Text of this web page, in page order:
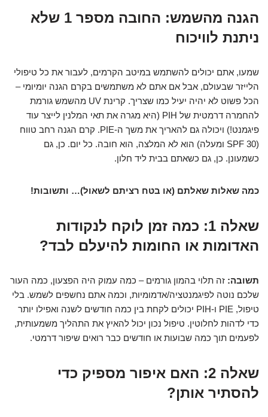
הגנה מהשמש: החובה מספר 1 שלא
ניתנת לוויכוח
שמעו, אתם יכולים להשתמש במיטב הקרמים, לעבור את כל טיפולי
הלייזר שבעולם, אבל אם אתם לא משתמשים בקרם הגנה יומיומי –
הכל פשוט לא יהיה יעיל כמו שצריך. קרינת UV מהשמש גורמת
להחמרה דרמטית של PIH (היא מגרה את תאי המלנין לייצר עוד
פיגמנט!) ויכולה גם להאריך את משך ה-PIE. קרם הגנה רחב טווח
(SPF 30 ומעלה) הוא לא המלצה, הוא חובה. כל יום. כן, גם
כשמעונן. כן, גם כשאתם בבית ליד חלון.
כמה שאלות שאלתם (או בטח רציתם לשאול)… ותשובות!
שאלה 1: כמה זמן לוקח לנקודות
האדומות או החומות להיעלם לבד?
תשובה: זה תלוי בהמון גורמים – כמה עמוק היה הפצעון, כמה העור
שלכם נוטה לפיגמנטציה/אדמומיות, וכמה אתם נחשפים לשמש. בלי
טיפול, PIE ו-PIH יכולים לקחת בין כמה חודשים לשנה ואפילו יותר
כדי לדהות לחלוטין. טיפול נכון יכול להאיץ את התהליך משמעותית,
לפעמים תוך כמה שבועות או חודשים כבר רואים שיפור דרמטי.
שאלה 2: האם איפור מספיק כדי
להסתיר אותן?